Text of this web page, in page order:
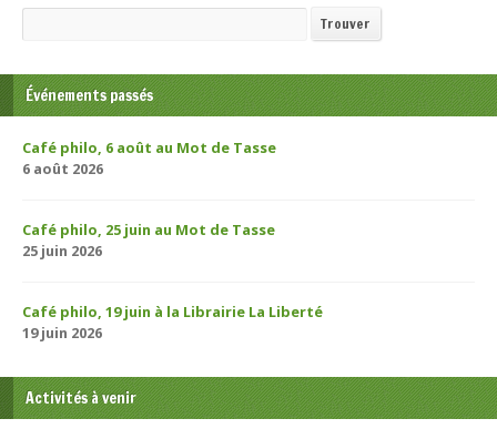
Trouver
Événements passés
Café philo, 6 août au Mot de Tasse
6 août 2026
Café philo, 25 juin au Mot de Tasse
25 juin 2026
Café philo, 19 juin à la Librairie La Liberté
19 juin 2026
Activités à venir